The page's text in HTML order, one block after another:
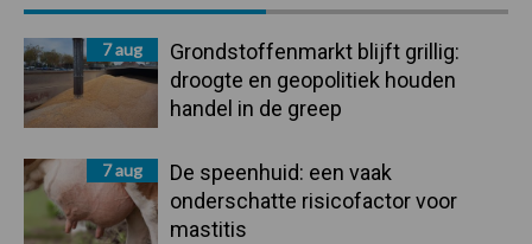
Sidebar
7 aug
Grondstoffenmarkt blijft grillig:
droogte en geopolitiek houden
handel in de greep
7 aug
De speenhuid: een vaak
onderschatte risicofactor voor
mastitis